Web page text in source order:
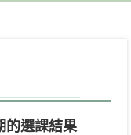
的選課結果